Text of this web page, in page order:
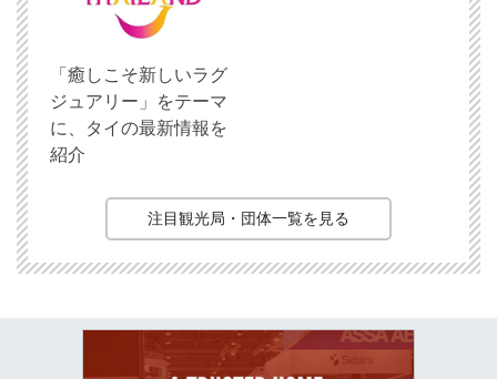
「癒しこそ新しいラグ
ジュアリー」をテーマ
に、タイの最新情報を
紹介
注目観光局・団体一覧を見る